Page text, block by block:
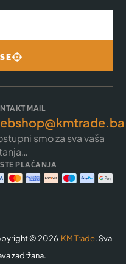
MAIL
smo za sva vaša
PLAĆANJA
© 2026 KM Trade. Sva
zadržana.